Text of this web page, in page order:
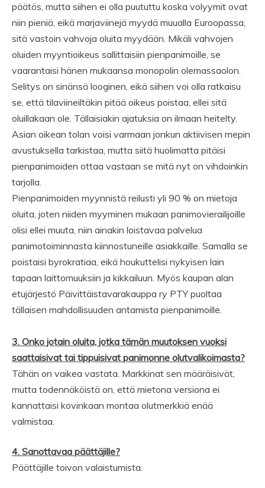
päätös, mutta siihen ei olla puututtu koska volyymit ovat
niin pieniä, eikä marjaviinejä myydä muualla Euroopassa,
sitä vastoin vahvoja oluita myydään. Mikäli vahvojen
oluiden myyntioikeus sallittaisiin pienpanimoille, se
vaarantaisi hänen mukaansa monopolin olemassaolon.
Selitys on sinänsä looginen, eikä siihen voi olla ratkaisu
se, että tilaviineiltäkin pitää oikeus poistaa, ellei sitä
oluillakaan ole. Tällaisiakin ajatuksia on ilmaan heitelty.
Asian oikean tolan voisi varmaan jonkun aktiivisen mepin
avustuksella tarkistaa, mutta siitä huolimatta pitäisi
pienpanimoiden ottaa vastaan se mitä nyt on vihdoinkin
tarjolla.
Pienpanimoiden myynnistä reilusti yli 90 % on mietoja
oluita, joten niiden myyminen mukaan panimovierailijoille
olisi ellei muuta, niin ainakin loistavaa palvelua
panimotoiminnasta kiinnostuneille asiakkaille. Samalla se
poistaisi byrokratiaa, eikä houkuttelisi nykyisen lain
tapaan laittomuuksiin ja kikkailuun. Myös kaupan alan
etujärjestö Päivittäistavarakauppa ry PTY puoltaa
tällaisen mahdollisuuden antamista pienpanimoille.
3. Onko jotain oluita, jotka tämän muutoksen vuoksi
saattaisivat tai tippuisivat panimonne olutvalikoimasta?
Tähän on vaikea vastata. Markkinat sen määräisivät,
mutta todennäköistä on, että mietona versiona ei
kannattaisi kovinkaan montaa olutmerkkiä enää
valmistaa.
4. Sanottavaa päättäjille?
Päättäjille toivon valaistumista.